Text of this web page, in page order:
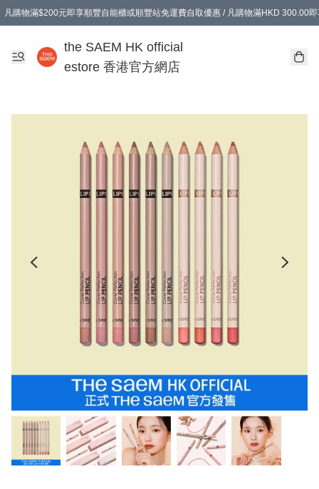
凡購物滿$200元即享順豐自能櫃或順豐站免運費自取優惠 / 凡購物滿HKD 300.00
the SAEM HK official
estore 香港官方網店